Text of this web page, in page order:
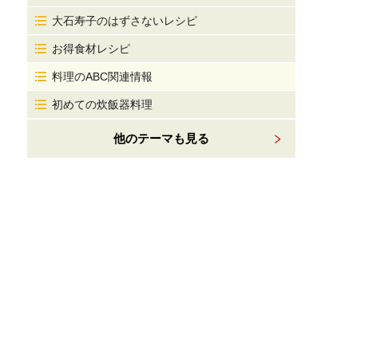
大石寿子のはずさないレシピ
お得食材レシピ
料理のABC関連情報
初めての炊飯器料理
他のテーマも見る